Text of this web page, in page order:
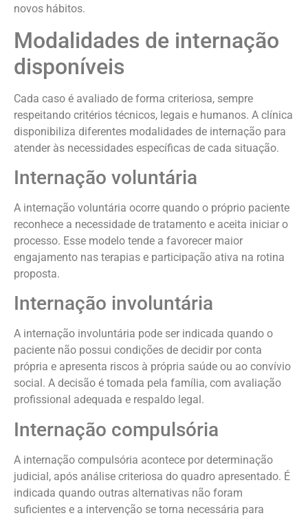
novos hábitos.
Modalidades de internação
disponíveis
Cada caso é avaliado de forma criteriosa, sempre
respeitando critérios técnicos, legais e humanos. A clínica
disponibiliza diferentes modalidades de internação para
atender às necessidades específicas de cada situação.
Internação voluntária
A internação voluntária ocorre quando o próprio paciente
reconhece a necessidade de tratamento e aceita iniciar o
processo. Esse modelo tende a favorecer maior
engajamento nas terapias e participação ativa na rotina
proposta.
Internação involuntária
A internação involuntária pode ser indicada quando o
paciente não possui condições de decidir por conta
própria e apresenta riscos à própria saúde ou ao convívio
social. A decisão é tomada pela família, com avaliação
profissional adequada e respaldo legal.
Internação compulsória
A internação compulsória acontece por determinação
judicial, após análise criteriosa do quadro apresentado. É
indicada quando outras alternativas não foram
suficientes e a intervenção se torna necessária para